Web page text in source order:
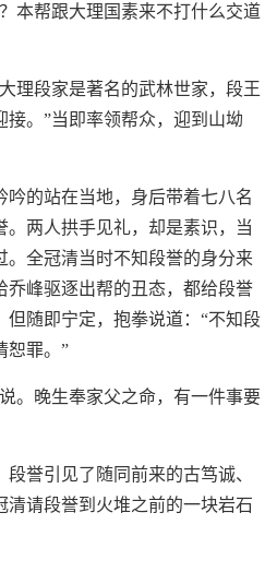
本帮跟大理国素来不打什么交道
理段家是著名的武林世家，段王
。”当即率领帮众，迎到山坳
吟的站在当地，身后带着七八名
。两人拱手见礼，却是素识，当
。全冠清当时不知段誉的身分来
乔峰驱逐出帮的丑态，都给段誉
但随即宁定，抱拳说道：“不知段
恕罪。”
。晚生奉家父之命，有一件事要
誉引见了随同前来的古笃诚、
清请段誉到火堆之前的一块岩石